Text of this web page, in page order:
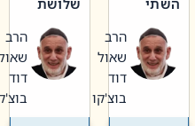
וערב של
חיינו
הרב
שאול
דוד
בוצ'קו
האבות
הרב
שאול
דוד
בוצ'קו